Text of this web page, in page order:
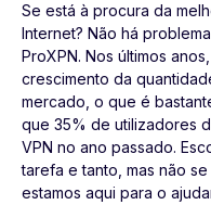
Se está à procura da
Internet? Não há
ProXPN. Nos últimos
crescimento da
mercado, o que é
que 35% de utilizadores
VPN no ano passado.
tarefa e tanto, mas não
estamos aqui para o